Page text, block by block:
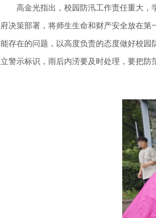
高金光指出，校园防汛工作责任重大，学
府决策部署，将师生生命和财产安全放在
能存在的问题，以高度负责的态度做好校
立警示标识，雨后内涝要及时处理，要把